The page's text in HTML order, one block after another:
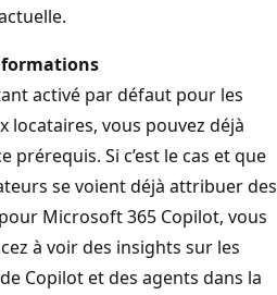
activé par défaut pour les
locataires, vous pouvez déjà
prérequis. Si c’est le cas et que
se voient déjà attribuer des
Microsoft 365 Copilot, vous
à voir des insights sur les
Copilot et des agents dans la